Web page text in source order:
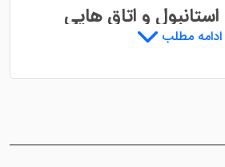
و اتاق هایی
این هتل استانبول دارای سیستم
ادامه مطلب